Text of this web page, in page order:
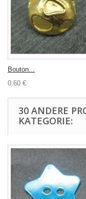
Bouton...
0,60 €
30 ANDERE
KATEGORIE: